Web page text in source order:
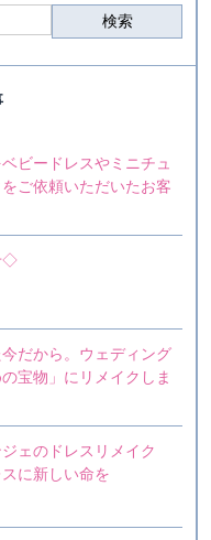
ビードレスやミニチュ
ご依頼いただいたお客
◇
だから。ウェディング
宝物」にリメイクしま
ェのドレスリメイク
に新しい命を